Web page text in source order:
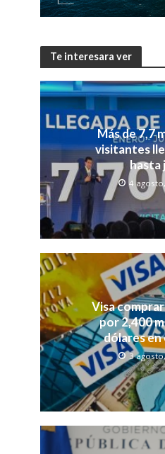
Te interesara ver
Más de 7,7
visitantes
hasta
4
Visa
por 2,400
dólares
3